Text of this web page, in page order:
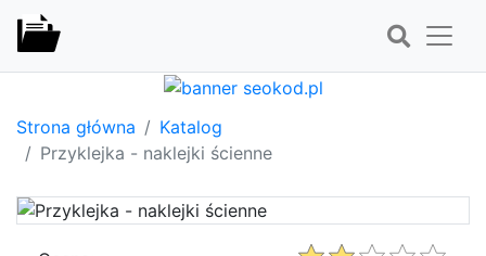
Strona główna
Katalog
Przyklejka - naklejki ścienne